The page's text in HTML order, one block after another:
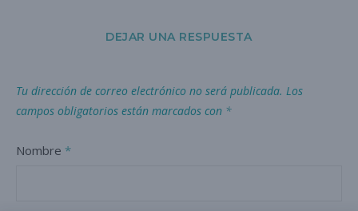
DEJAR UNA RESPUESTA
Tu dirección de correo electrónico no será publicada. Los
campos obligatorios están marcados con *
Nombre *